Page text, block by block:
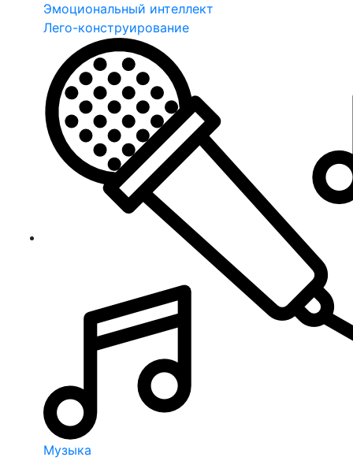
Эмоциональный интеллект
Лего-конструирование
Музыка